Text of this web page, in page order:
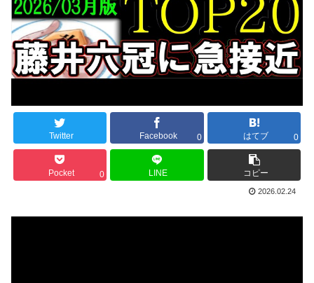
Twitter Facebook 0 はてブ 0
Pocket 0 LINE コピー
2026.02.24